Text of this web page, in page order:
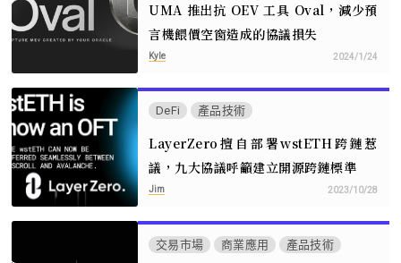
UMA 推出抗 OEV 工具 Oval，減少預
言機餵價空窗造成的協議損失
Kyle 2024/1/24
DeFi 產品技術
LayerZero擅自部署wstETH跨鏈惹
議，九大協議呼籲建立開源跨鏈標準
Jim 2023/10/28
交易市場 商業應用 產品技術